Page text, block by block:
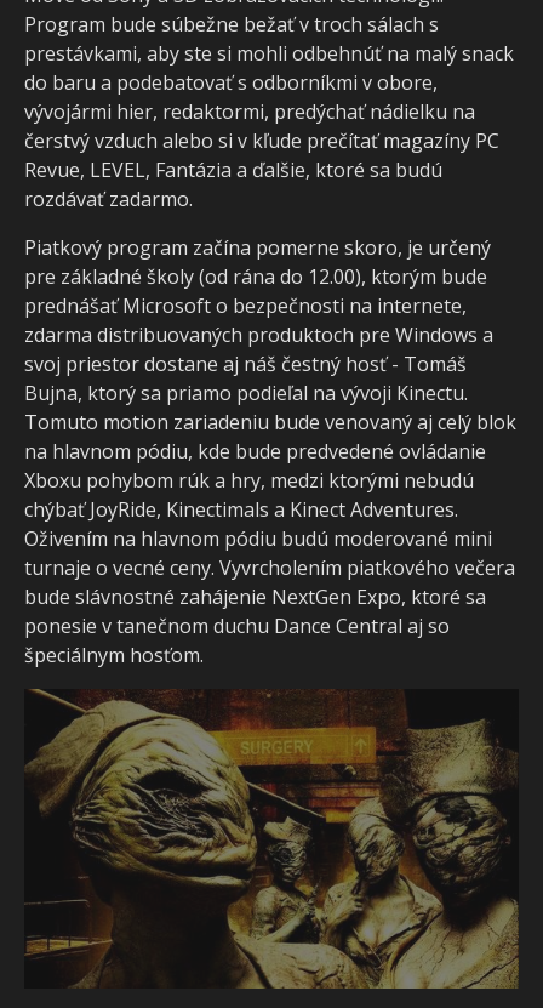
Program bude súbežne bežať v troch sálach s
prestávkami, aby ste si mohli odbehnúť na malý snack
do baru a podebatovať s odborníkmi v obore,
vývojármi hier, redaktormi, predýchať nádielku na
čerstvý vzduch alebo si v kľude prečítať magazíny PC
Revue, LEVEL, Fantázia a ďalšie, ktoré sa budú
rozdávať zadarmo.
Piatkový program začína pomerne skoro, je určený
pre základné školy (od rána do 12.00), ktorým bude
prednášať Microsoft o bezpečnosti na internete,
zdarma distribuovaných produktoch pre Windows a
svoj priestor dostane aj náš čestný hosť - Tomáš
Bujna, ktorý sa priamo podieľal na vývoji Kinectu.
Tomuto motion zariadeniu bude venovaný aj celý blok
na hlavnom pódiu, kde bude predvedené ovládanie
Xboxu pohybom rúk a hry, medzi ktorými nebudú
chýbať JoyRide, Kinectimals a Kinect Adventures.
Oživením na hlavnom pódiu budú moderované mini
turnaje o vecné ceny. Vyvrcholením piatkového večera
bude slávnostné zahájenie NextGen Expo, ktoré sa
ponesie v tanečnom duchu Dance Central aj so
špeciálnym hosťom.